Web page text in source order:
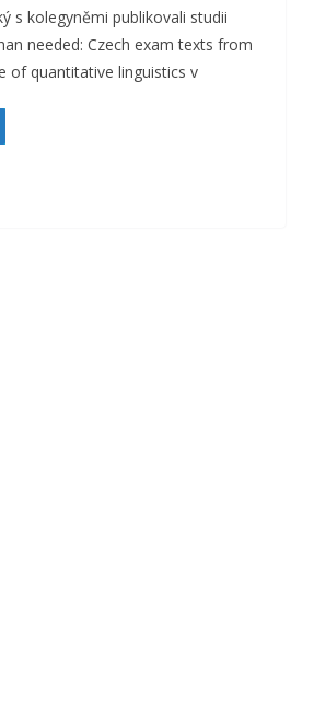
s kolegyněmi publikovali studii
needed: Czech exam texts from
of quantitative linguistics v